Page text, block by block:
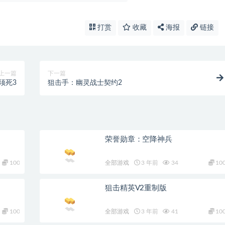
打赏 收藏 海报 链接
一篇
死3
下一篇
狙击手：幽灵战士契约2
100
荣誉勋章：空降神兵
全部游戏 3 年前 34
100
狙击精英V2重制版
全部游戏 3 年前 41